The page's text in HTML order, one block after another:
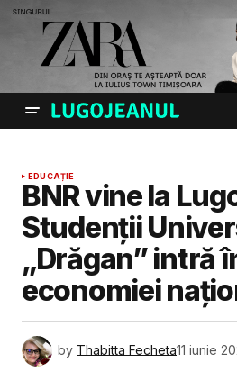
EDUCAȚIE
BNR vine la
Studenții
„Drăgan” intră
economiei
by Thabitta Fecheta11 iunie